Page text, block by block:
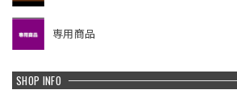
専用商品
SHOP INFO